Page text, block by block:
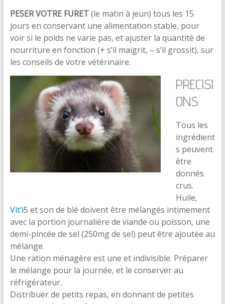
PESER VOTRE FURET(le matin à jeun) tous les 15
jours en conservant une alimentation stable, pour
voir si le poids ne varie pas, et ajuster la quantité de
nourriture en fonction (+ s’il maigrit, – s’il grossit), sur
les conseils de votre vétérinaire.
PRECISI
ONS
Tous les
ingrédient
s peuvent
être
donnés
crus.
Huile,
Vit’i5 et son de blé doivent être mélangés intimement
avec la portion journalière de viande ou poisson, une
demi-pincée de sel (250mg de sel) peut être ajoutée au
mélange.
Une ration ménagère est une et indivisible. Préparer
le mélange pour la journée, et le conserver au
réfrigérateur.
Distribuer de petits repas, en donnant de petites